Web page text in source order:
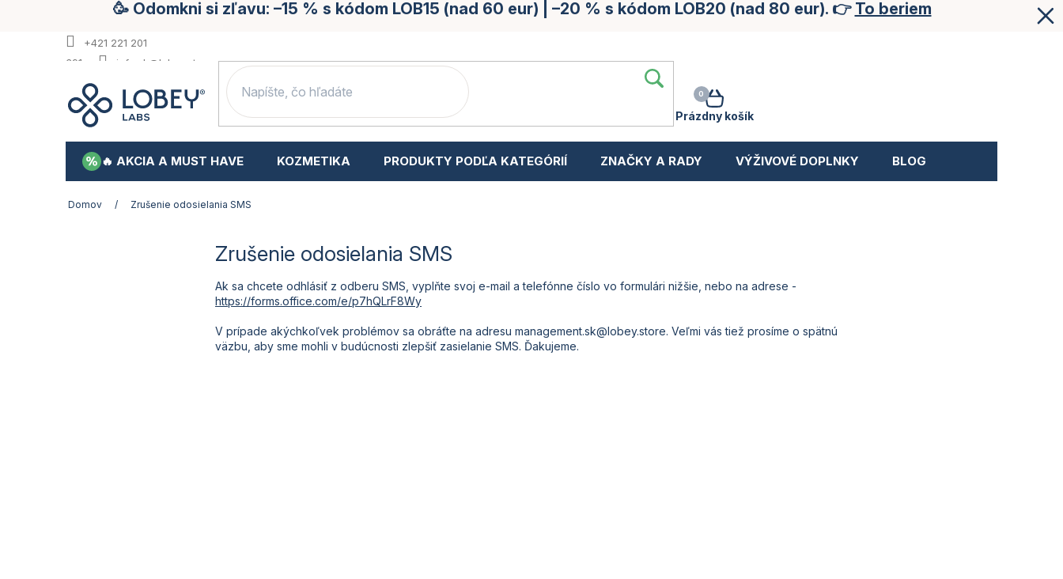
🥳 Odomkni si zľavu: –15 % s kódom LOB15 (nad 60 eur) | –20 % s kódom LOB20 (nad 80 eur). 👉 To beriem
+421 221 201
391
info.sk@lobey.store
NÁKUPNÝ
KOŠÍK
Prázdny košík
🔥 AKCIA A MUST HAVE KOZMETIKA PRODUKTY PODĽA KATEGÓRIÍ ZNAČKY A RADY VÝŽIVOVÉ DOPLNKY BLOG
Domov / Zrušenie odosielania SMS
Zrušenie odosielania SMS
Ak sa chcete odhlásiť z odberu SMS, vyplňte svoj e-mail a telefónne číslo vo formulári nižšie, nebo na adrese -
https://forms.office.com/e/p7hQLrF8Wy
V prípade akýchkoľvek problémov sa obráťte na adresu management.sk@lobey.store. Veľmi vás tiež prosíme o spätnú
väzbu, aby sme mohli v budúcnosti zlepšiť zasielanie SMS. Ďakujeme.